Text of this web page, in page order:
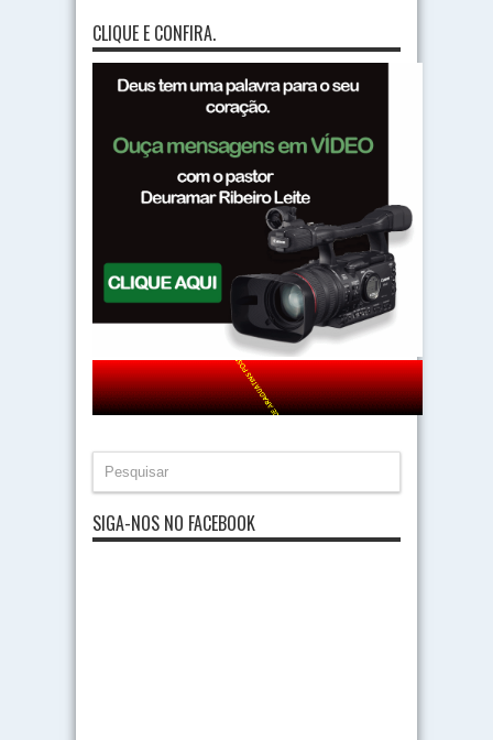
CLIQUE E CONFIRA.
SIGA-NOS NO FACEBOOK